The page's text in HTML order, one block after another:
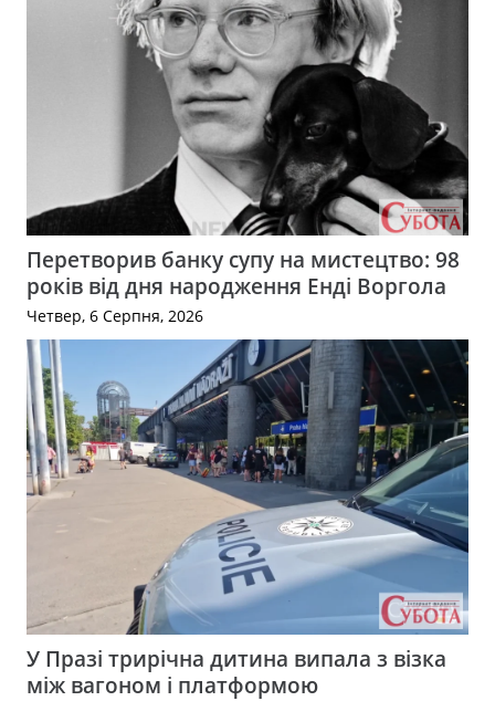
Перетворив банку супу на мистецтво: 98
років від дня народження Енді Воргола
Четвер, 6 Серпня, 2026
У Празі трирічна дитина випала з візка
між вагоном і платформою